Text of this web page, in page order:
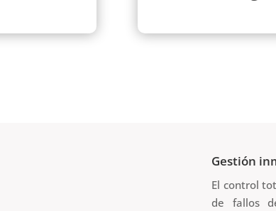
Gestión
El control
de fallos